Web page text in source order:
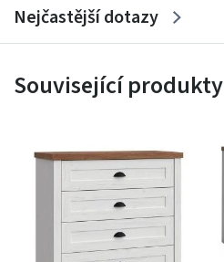
Nejčastější dotazy
Související produkty